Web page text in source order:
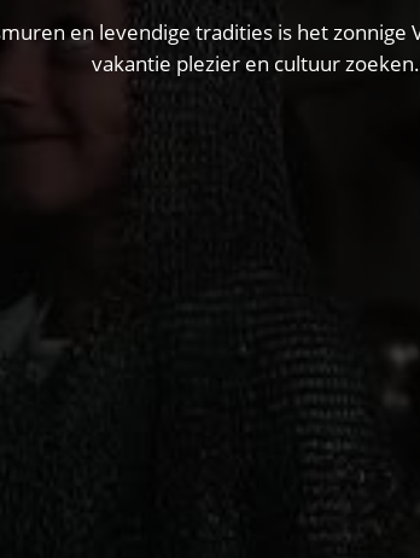
en levendige tradities is het zonnige
vakantie plezier en cultuur zoeken.